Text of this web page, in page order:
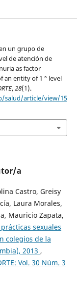
un grupo de
de atención de
as factor
an entity of 1 ° level
,28(1).
salud/article/view/15
a
Castro, Greisy
Laura Morales,
Mauricio Zapata,
sexuales
colegios de la
2013 ,
Vol. 30 Núm. 3